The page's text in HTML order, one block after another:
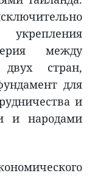
между
стран,
для
и
и народами